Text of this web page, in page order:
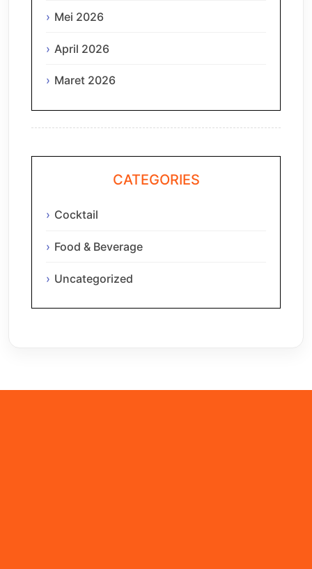
Mei 2026
April 2026
Maret 2026
CATEGORIES
Cocktail
Food & Beverage
Uncategorized